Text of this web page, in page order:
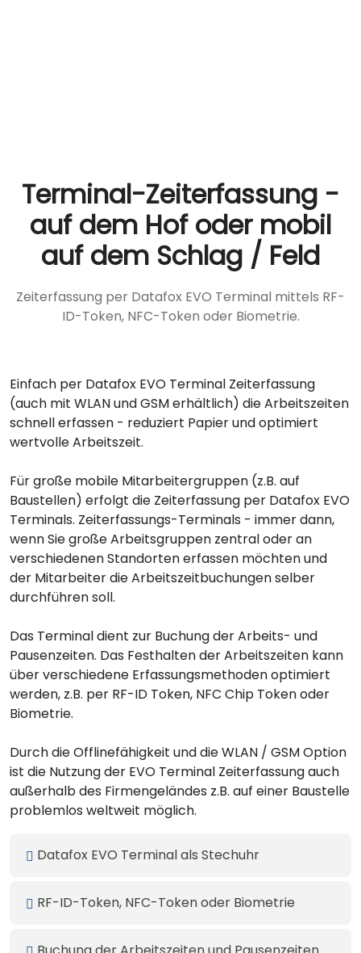
Terminal-Zeiterfassung -
auf dem Hof oder mobil
auf dem Schlag / Feld
Zeiterfassung per Datafox EVO Terminal mittels RF-
ID-Token, NFC-Token oder Biometrie.
Einfach per Datafox EVO Terminal Zeiterfassung
(auch mit WLAN und GSM erhältlich) die Arbeitszeiten
schnell erfassen - reduziert Papier und optimiert
wertvolle Arbeitszeit.
Für große mobile Mitarbeitergruppen (z.B. auf
Baustellen) erfolgt die Zeiterfassung per Datafox EVO
Terminals. Zeiterfassungs-Terminals - immer dann,
wenn Sie große Arbeitsgruppen zentral oder an
verschiedenen Standorten erfassen möchten und
der Mitarbeiter die Arbeitszeitbuchungen selber
durchführen soll.
Das Terminal dient zur Buchung der Arbeits- und
Pausenzeiten. Das Festhalten der Arbeitszeiten kann
über verschiedene Erfassungsmethoden optimiert
werden, z.B. per RF-ID Token, NFC Chip Token oder
Biometrie.
Durch die Offlinefähigkeit und die WLAN / GSM Option
ist die Nutzung der EVO Terminal Zeiterfassung auch
außerhalb des Firmengeländes z.B. auf einer Baustelle
problemlos weltweit möglich.
Datafox EVO Terminal als Stechuhr
RF-ID-Token, NFC-Token oder Biometrie